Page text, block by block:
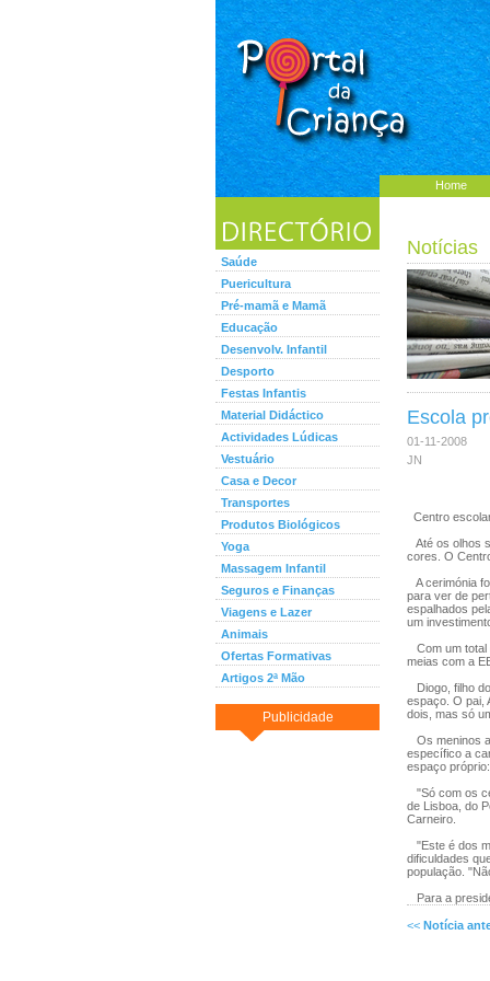
Home
Saúde
Puericultura
Pré-mamã e Mamã
Educação
Desenvolv. Infantil
Desporto
Festas Infantis
Material Didáctico
Actividades Lúdicas
Vestuário
Casa e Decor
Transportes
Produtos Biológicos
Yoga
Massagem Infantil
Seguros e Finanças
Viagens e Lazer
Animais
Ofertas Formativas
Artigos 2ª Mão
Publicidade
Notícias
Escola
01-11-2008
JN
Centro
Até os olhos
cores. O
A cerimónia
para ver de
espalhados
um
Com um total
meias com a
Diogo, filho
espaço. O pai,
dois, mas só
Os meninos
específico a
espaço
"Só com os
de Lisboa, do
Carneiro.
"Este é dos
dificuldades
população.
Para a
<< Notícia